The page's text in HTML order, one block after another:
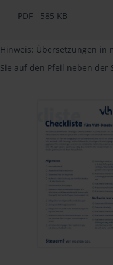
PDF - 585 KB
Hinweis: Übersetzungen in
Sie auf den Pfeil neben der